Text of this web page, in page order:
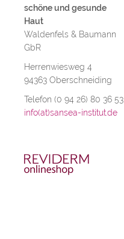
schöne und gesunde
Haut
Waldenfels & Baumann
GbR
Herrenwiesweg 4
94363 Oberschneiding
Telefon (0 94 26) 80 36 53
info(at)sansea-institut.de